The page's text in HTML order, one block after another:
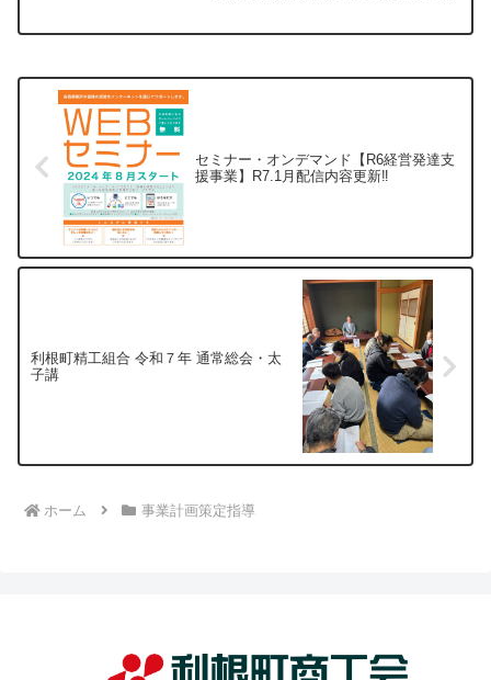
セミナー・オンデマンド【R6経営発達支
援事業】R7.1月配信内容更新‼
利根町精工組合 令和７年 通常総会・太
子講
ホーム 事業計画策定指導